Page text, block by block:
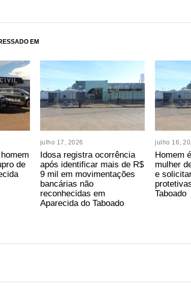
EM
de
julho 17, 2026
Idosa registra ocorrência
após identificar mais de R$
9 mil em movimentações
bancárias não
reconhecidas em
Aparecida do Taboado
julho 16,
Homem
mulher
e
Taboado